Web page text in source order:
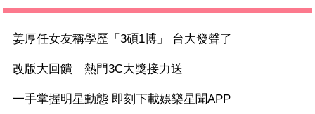
姜厚任女友稱學歷「3碩1博」 台大發聲了
改版大回饋 熱門3C大獎接力送
一手掌握明星動態 即刻下載娛樂星聞APP